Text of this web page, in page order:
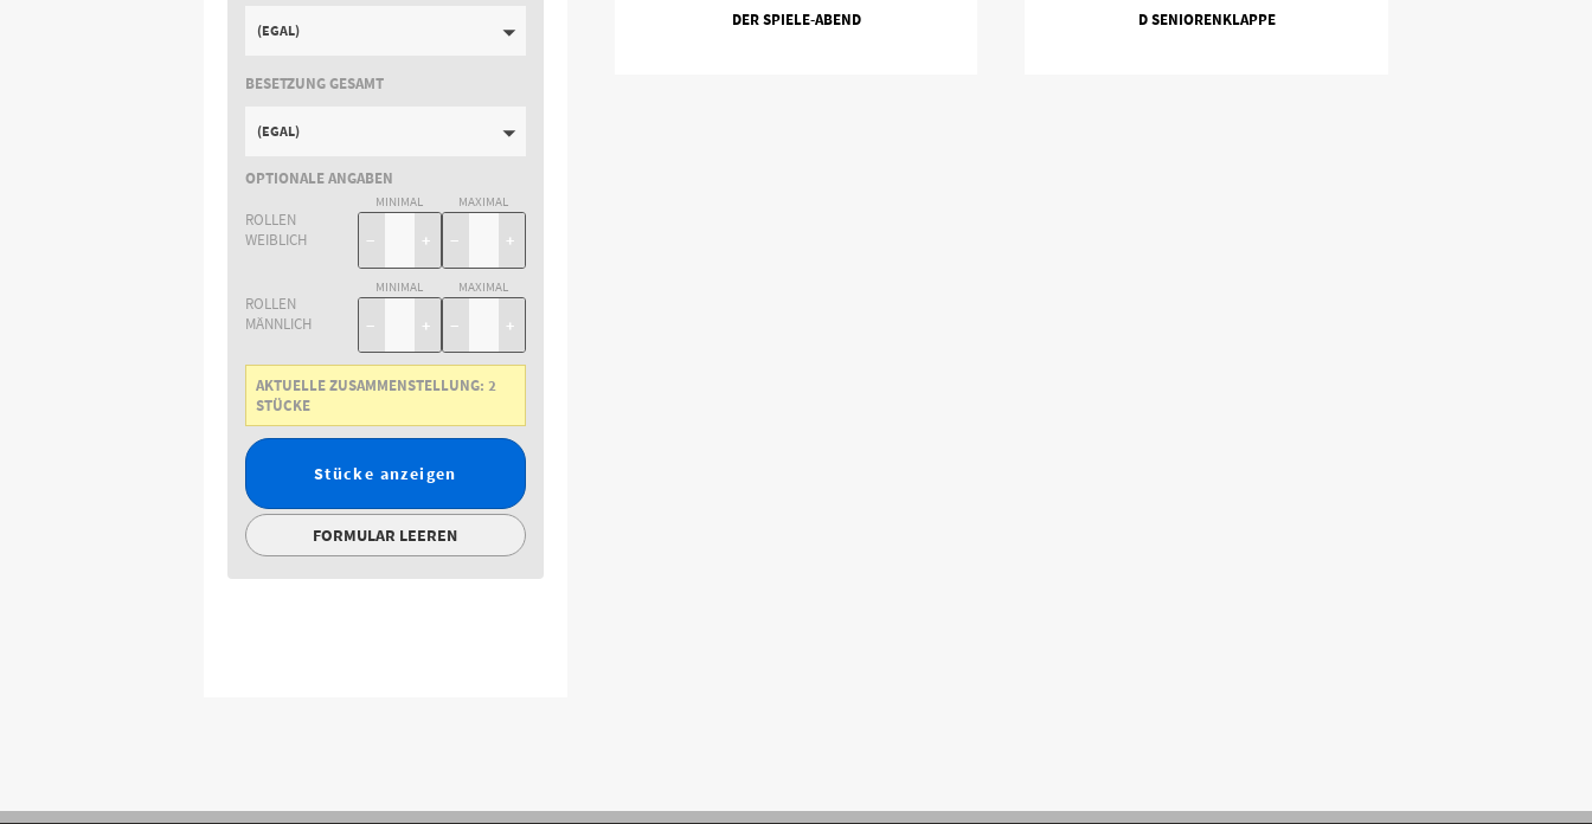
DER SPIELE-ABEND D SENIORENKLAPPE
(EGAL)
BESETZUNG GESAMT
(EGAL)
OPTIONALE ANGABEN
ROLLEN
WEIBLICH
MINIMAL
− +
MAXIMAL
− +
ROLLEN
MÄNNLICH
MINIMAL
− +
MAXIMAL
− +
AKTUELLE ZUSAMMENSTELLUNG: 2
STÜCKE
Stücke anzeigen
FORMULAR LEEREN